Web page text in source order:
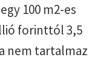
100 m2-es
forinttól 3,5
nem tartalmaz